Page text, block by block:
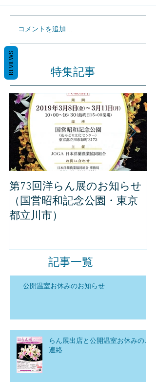
コメントを追加…
特集記事
第73回洋らん展のお知らせ
（国営昭和記念公園・東京
都立川市）
記事一覧
公開温室お休みのお知らせ
らん展出店と公開温室お休みのご
連絡
REVIEWS